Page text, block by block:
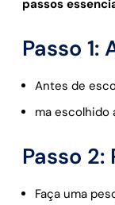
passos
Passo
Antes de
ma escolhido
Passo
Faça uma